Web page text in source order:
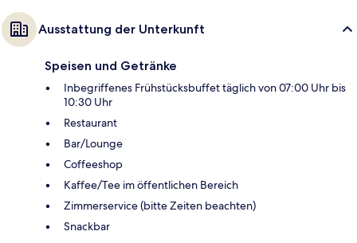
Ausstattung der Unterkunft
Speisen und Getränke
Inbegriffenes Frühstücksbuffet täglich von 07:00 Uhr bis
10:30 Uhr
Restaurant
Bar/Lounge
Coffeeshop
Kaffee/Tee im öffentlichen Bereich
Zimmerservice (bitte Zeiten beachten)
Snackbar